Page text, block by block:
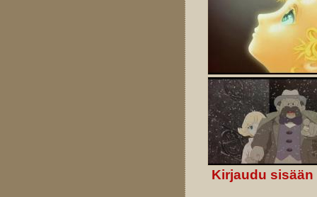
Kirjaudu sisään